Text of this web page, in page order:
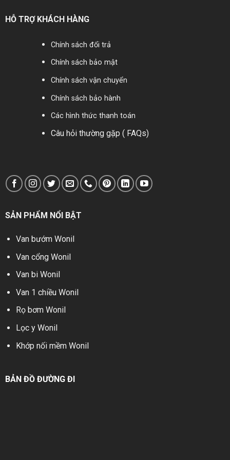
Thân gang đúc:
đúc
1.6 MPa.
Đệm kín cao su:
Nhiệt độ: 80 ºC
Áp lực test: 2.5
nước, xử lý nước
sạch…
Co-Cq và Vat
Rọ bơm inox Wonil Hàn Quốc
Kích thước:
Chất liệu:
bích
Tiêu chuẩn kết
nối: JIS10K
HỖ TRỢ KHÁCH HÀNG
Chính sách đổi trả
Chính sách bảo mật
Chính sách vận chuyển
Chính sách bảo hành
Các hình thức thanh toán
Câu hỏi thường gặp ( FAQs)
SẢN PHẨM NỔI BẬT
Van bướm Wonil
Van cổng Wonil
Van bi Wonil
Van 1 chiều Wonil
Rọ bơm Wonil
Lọc y Wonil
Khớp nối mềm Wonil
BẢN ĐỒ ĐƯỜNG ĐI